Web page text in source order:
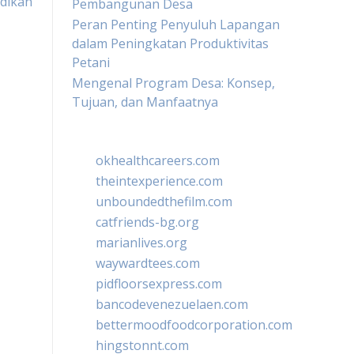
Pembangunan Desa
Peran Penting Penyuluh Lapangan
dalam Peningkatan Produktivitas
Petani
Mengenal Program Desa: Konsep,
Tujuan, dan Manfaatnya
okhealthcareers.com
theintexperience.com
unboundedthefilm.com
catfriends-bg.org
marianlives.org
waywardtees.com
pidfloorsexpress.com
bancodevenezuelaen.com
bettermoodfoodcorporation.com
hingstonnt.com